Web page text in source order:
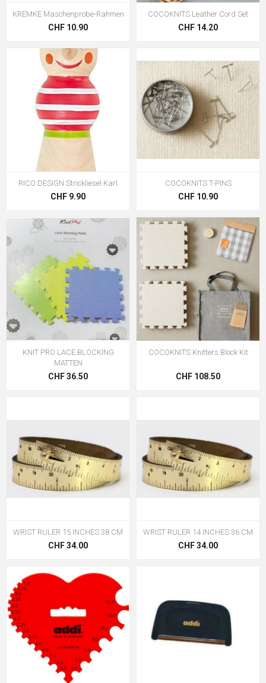
KREMKE Maschenprobe-Rahmen
CHF 10.90
COCOKNITS Leather Cord Set
CHF 14.20
RICO DESIGN Strickliesel Karl
CHF 9.90
COCOKNITS T-PINS
CHF 10.90
KNIT PRO LACE BLOCKING
MATTEN
CHF 36.50
COCOKNITS Knitters Block Kit
CHF 108.50
WRIST RULER 15 INCHES 38 CM
CHF 34.00
WRIST RULER 14 INCHES 36 CM
CHF 34.00